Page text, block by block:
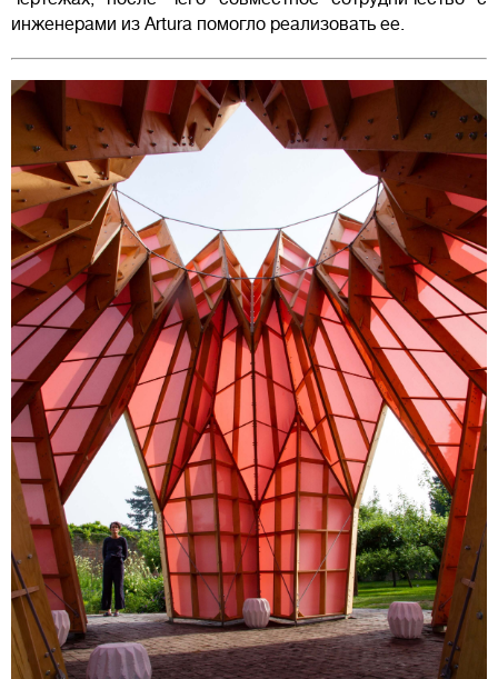
инженерами из Artura помогло реализовать ее.